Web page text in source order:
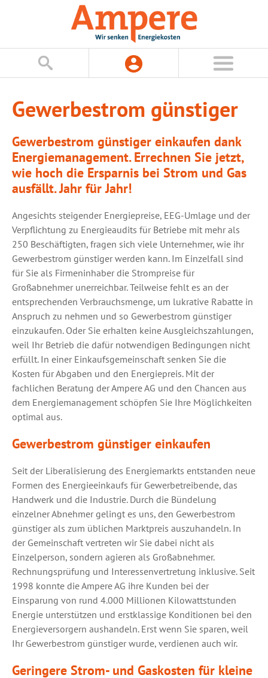
Gewerbestrom günstiger
Gewerbestrom günstiger einkaufen dank
Energiemanagement. Errechnen Sie jetzt,
wie hoch die Ersparnis bei Strom und Gas
ausfällt. Jahr für Jahr!
Angesichts steigender Energiepreise, EEG-Umlage und der
Verpflichtung zu Energieaudits für Betriebe mit mehr als
250 Beschäftigten, fragen sich viele Unternehmer, wie ihr
Gewerbestrom günstiger werden kann. Im Einzelfall sind
für Sie als Firmeninhaber die Strompreise für
Großabnehmer unerreichbar. Teilweise fehlt es an der
entsprechenden Verbrauchsmenge, um lukrative Rabatte in
Anspruch zu nehmen und so Gewerbestrom günstiger
einzukaufen. Oder Sie erhalten keine Ausgleichszahlungen,
weil Ihr Betrieb die dafür notwendigen Bedingungen nicht
erfüllt. In einer Einkaufsgemeinschaft senken Sie die
Kosten für Abgaben und den Energiepreis. Mit der
fachlichen Beratung der Ampere AG und den Chancen aus
dem Energiemanagement schöpfen Sie Ihre Möglichkeiten
optimal aus.
Gewerbestrom günstiger einkaufen
Seit der Liberalisierung des Energiemarkts entstanden neue
Formen des Energieeinkaufs für Gewerbetreibende, das
Handwerk und die Industrie. Durch die Bündelung
einzelner Abnehmer gelingt es uns, den Gewerbestrom
günstiger als zum üblichen Marktpreis auszuhandeln. In
der Gemeinschaft vertreten wir Sie dabei nicht als
Einzelperson, sondern agieren als Großabnehmer.
Rechnungsprüfung und Interessenvertretung inklusive. Seit
1998 konnte die Ampere AG ihre Kunden bei der
Einsparung von rund 4.000 Millionen Kilowattstunden
Energie unterstützen und erstklassige Konditionen bei den
Energieversorgern aushandeln. Erst wenn Sie sparen, weil
Ihr Gewerbestrom günstiger wurde, verdienen auch wir.
Geringere Strom- und Gaskosten für kleine